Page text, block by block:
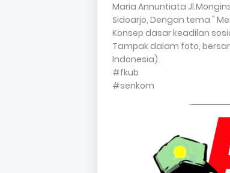
Maria Annuntiata
Sidoarjo, Dengan tema "
Konsep dasar keadilan
Tampak dalam foto,
Indonesia).
#fkub
#senkom